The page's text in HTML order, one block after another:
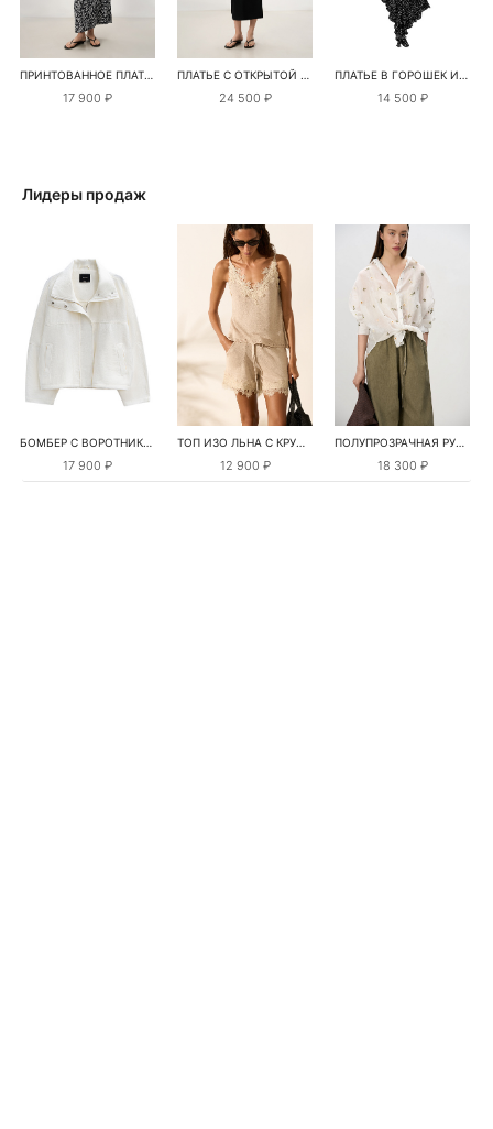
ПРИНТОВАННОЕ ПЛАТЬЕ С ДЕКОРОМ ИЗ КРУЖЕВА
17 900 ₽
ПЛАТЬЕ С ОТКРЫТОЙ СПИНОЙ И ПЕРЕМЫЧКОЙ
24 500 ₽
ПЛАТЬЕ В ГОРОШЕК ИЗ КРЕПОВОЙ ВИСКОЗЫ
14 500 ₽
Лидеры продаж
БОМБЕР С ВОРОТНИКОМ-СТОЙКОЙ
17 900 ₽
ТОП ИЗО ЛЬНА С КРУЖЕВОМ
12 900 ₽
ПОЛУПРОЗРАЧНАЯ РУБАШКА С РОМАШКАМИ
18 300 ₽